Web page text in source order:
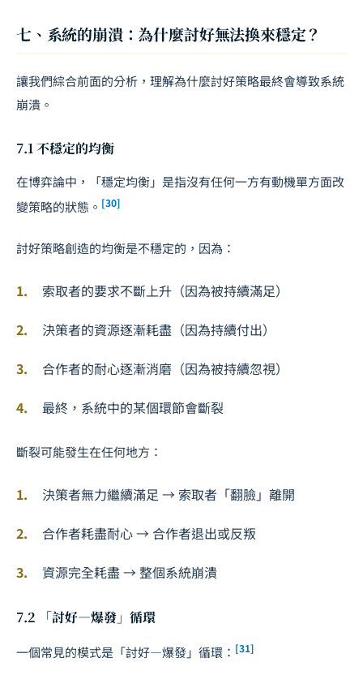
七、系統的崩潰：為什麼討好無法換來穩定？
讓我們綜合前面的分析，理解為什麼討好策略最終會導致系統
崩潰。
7.1 不穩定的均衡
在博弈論中，「穩定均衡」是指沒有任何一方有動機單方面改
變策略的狀態。 [30]
討好策略創造的均衡是不穩定的，因為：
索取者的要求不斷上升（因為被持續滿足）
決策者的資源逐漸耗盡（因為持續付出）
合作者的耐心逐漸消磨（因為被持續忽視）
最終，系統中的某個環節會斷裂
斷裂可能發生在任何地方：
決策者無力繼續滿足 → 索取者「翻臉」離開
合作者耗盡耐心 → 合作者退出或反叛
資源完全耗盡 → 整個系統崩潰
7.2 「討好—爆發」循環
一個常見的模式是「討好—爆發」循環： [31]